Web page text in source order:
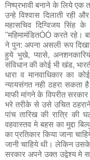
निष्प्रभावी बनाने के लिये
उन्हे विश्वास दिलाती रही
महासचिव दिग्विजय सिंह
''महिमामंडितÓÓ करते रहे।
ने पुन: अपना असली रूप
हुये भुखे, प्यासे,
संविधान की कोई भी खंड,
धारा व मानवाधिकार का
न्यायसंगत नही ठहरा सकता
माफी मांगने के विपरीत
भरे तरीके से उसे उचित
पांच तारिख की रात्रि की
वहवास्तव मे बहस का मुद्दा
का प्रतिकार किया जाना
जानी चाहिये थी। लेकिन
सरकार अपने उक्त उद्वेश्य मे